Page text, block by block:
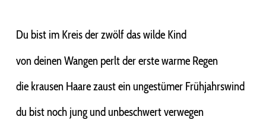
Du bist im Kreis der zwölf das wilde Kind
von deinen Wangen perlt der erste warme Regen
die krausen Haare zaust ein ungestümer Frühjahrswind
du bist noch jung und unbeschwert verwegen